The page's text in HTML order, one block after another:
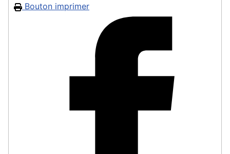
Bouton imprimer